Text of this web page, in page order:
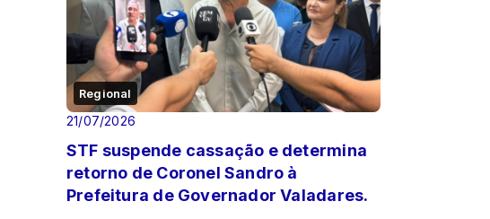
Regional
21/07/2026
STF suspende cassação e determina
retorno de Coronel Sandro à
Prefeitura de Governador Valadares.